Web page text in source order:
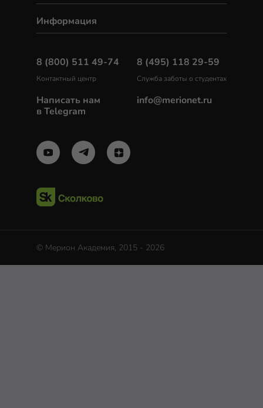
Информация
8 (800) 511 49-74
Контактный центр
Написать нам
в Telegram
8 (495) 118 29-59
Служба заботы о студентах
info@merionet.ru
© Мерион Академия, 2015 - 2026